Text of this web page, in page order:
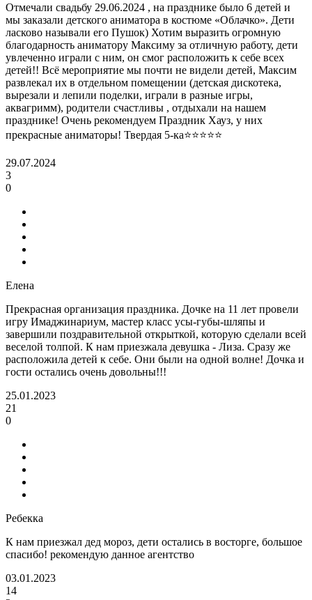
Отмечали свадьбу 29.06.2024 , на празднике было 6 детей и
мы заказали детского аниматора в костюме «Облачко». Дети
ласково называли его Пушок) Хотим выразить огромную
благодарность аниматору Максиму за отличную работу, дети
увлеченно играли с ним, он смог расположить к себе всех
детей!! Всё мероприятие мы почти не видели детей, Максим
развлекал их в отдельном помещении (детская дискотека,
вырезали и лепили поделки, играли в разные игры,
аквагримм), родители счастливы , отдыхали на нашем
празднике! Очень рекомендуем Праздник Хауз, у них
прекрасные аниматоры! Твердая 5-ка⭐️⭐️⭐️⭐️⭐️
29.07.2024
3
0
Елена
Прекрасная организация праздника. Дочке на 11 лет провели
игру Имаджинариум, мастер класс усы-губы-шляпы и
завершили поздравительной открыткой, которую сделали всей
веселой толпой. К нам приезжала девушка - Лиза. Сразу же
расположила детей к себе. Они были на одной волне! Дочка и
гости остались очень довольны!!!
25.01.2023
21
0
Ребекка
К нам приезжал дед мороз, дети остались в восторге, большое
спасибо! рекомендую данное агентство
03.01.2023
14